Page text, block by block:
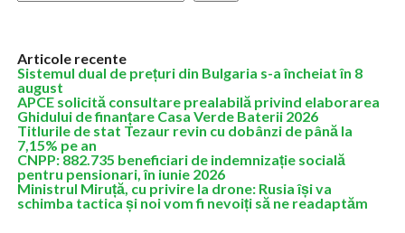
Articole recente
Sistemul dual de prețuri din Bulgaria s-a încheiat în 8
august
APCE solicită consultare prealabilă privind elaborarea
Ghidului de finanțare Casa Verde Baterii 2026
Titlurile de stat Tezaur revin cu dobânzi de până la
7,15% pe an
CNPP: 882.735 beneficiari de indemnizație socială
pentru pensionari, în iunie 2026
Ministrul Miruță, cu privire la drone: Rusia își va
schimba tactica și noi vom fi nevoiți să ne readaptăm